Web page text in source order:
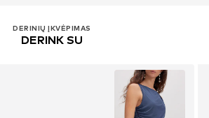
DERINIŲ ĮKVĖPIMAS
DERINK SU